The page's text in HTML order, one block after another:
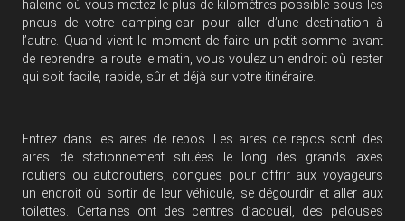
haleine où vous mettez le plus de kilomètres possible sous les
pneus de votre camping-car pour aller d’une destination à
l’autre. Quand vient le moment de faire un petit somme avant
de reprendre la route le matin, vous voulez un endroit où rester
qui soit facile, rapide, sûr et déjà sur votre itinéraire.
Entrez dans les aires de repos. Les aires de repos sont des
aires de stationnement situées le long des grands axes
routiers ou autoroutiers, conçues pour offrir aux voyageurs
un endroit où sortir de leur véhicule, se dégourdir et aller aux
toilettes. Certaines ont des centres d’accueil, des pelouses